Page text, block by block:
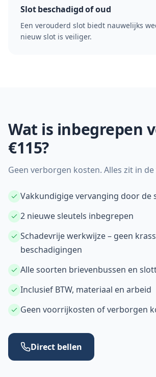
Slot beschadigd of oud
Een verouderd slot biedt nauwelijks
nieuw slot is veiliger.
Wat is inbegrepen
€115?
Geen verborgen kosten. Alles zit in
Vakkundigige vervanging door de
2 nieuwe sleutels inbegrepen
Schadevrije werkwijze – geen
beschadigingen
Alle soorten brievenbussen en
Inclusief BTW, materiaal en arbeid
Geen voorrijkosten of verborgen
Direct bellen